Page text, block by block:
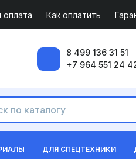
оплата Как оплатить
8 499 136 31 51
+7 964 551 24
ДЛЯ СПЕЦТЕХНИКИ